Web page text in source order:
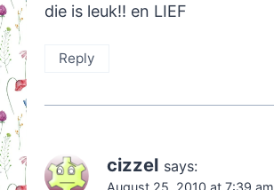
die is leuk!! en LIEF
Reply
cizzel says: